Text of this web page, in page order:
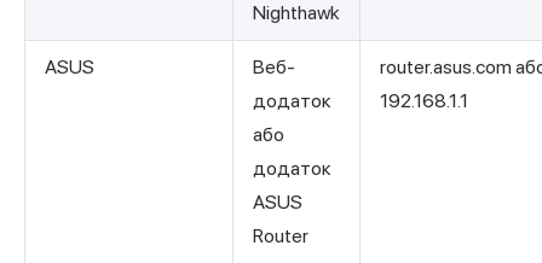
Nighthawk
ASUS
Веб-
додаток
або
додаток
ASUS
Router
router.asus.com
192.168.1.1